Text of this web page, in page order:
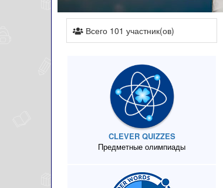
Всего 101 участник(ов)
CLEVER QUIZZES
Предметные олимпиады